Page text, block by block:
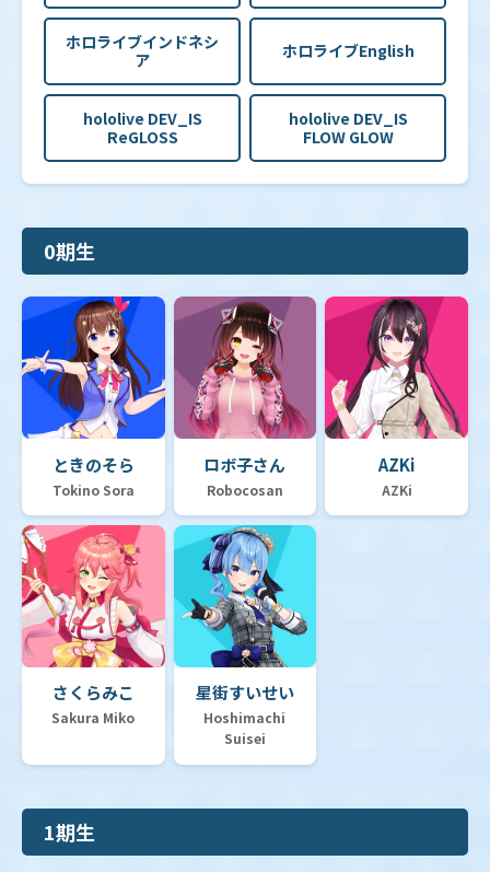
【hBP05】ブースターパック「エンチャントレガリ
ア」
【hBP04】ブースターパック「キュリアスユニバー
ス」
【hBP02】ブースターパック「クインテットスペクト
ラム」
【hBP01】ブースターパック「ブルーミングレディア
ンス」
【hSD19】ライブスタートデッキ「大空スバル」
【hSD18】ライブスタートデッキ「森カリオペ」
【hSD17】ライブスタートデッキ「星街すいせい」
【hSD16】ライブスタートデッキ「さくらみこ」
ホロライブインドネシ
ア
ホロライブEnglish
hololive DEV_IS
ReGLOSS
hololive DEV_IS
FLOW GLOW
0期生
ときのそら
Tokino Sora
ロボ子さん
Robocosan
AZKi
AZKi
さくらみこ
Sakura Miko
星街すいせい
Hoshimachi
Suisei
1期生